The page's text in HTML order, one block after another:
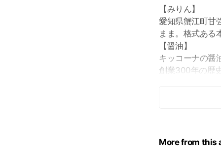
【みりん】
愛知県蟹江町甘
まま。格式ある
【醤油】
キッコーナの醤
創業300年の歴
More from this